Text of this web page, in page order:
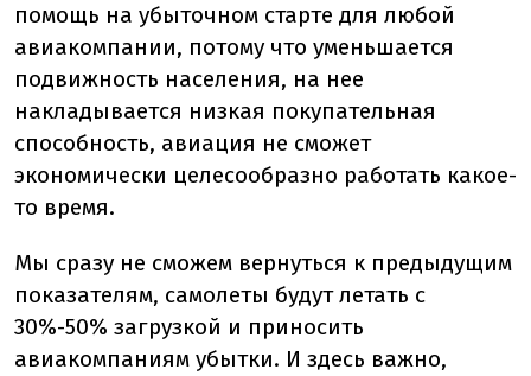
помощь на убыточном старте для любой
авиакомпании, потому что уменьшается
подвижность населения, на нее
накладывается низкая покупательная
способность, авиация не сможет
экономически целесообразно работать какое-
то время.
Мы сразу не сможем вернуться к предыдущим
показателям, самолеты будут летать с
30%-50% загрузкой и приносить
авиакомпаниям убытки. И здесь важно,